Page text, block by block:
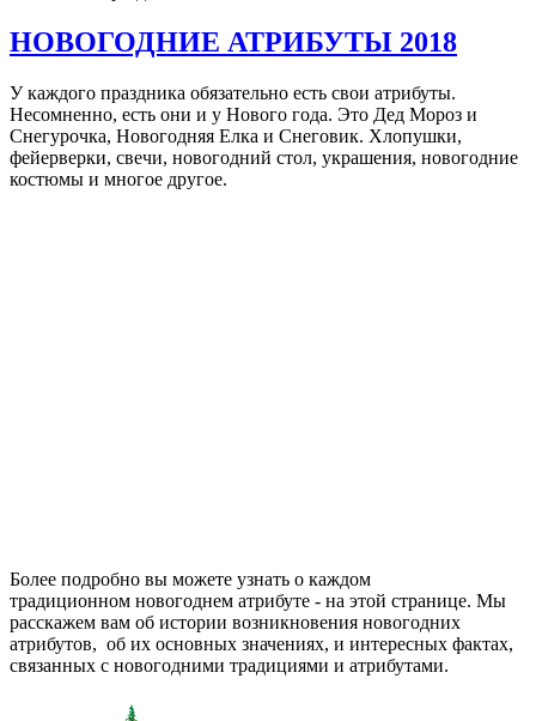
НОВОГОДНИЕ АТРИБУТЫ 2018
У каждого праздника обязательно есть свои атрибуты.
Несомненно, есть они и у Нового года. Это Дед Мороз и
Снегурочка, Новогодняя Елка и Снеговик. Хлопушки,
фейерверки, свечи, новогодний стол, украшения, новогодние
костюмы и многое другое.
Более подробно вы можете узнать о каждом
традиционном новогоднем атрибуте - на этой странице. Мы
расскажем вам об истории возникновения новогодних
атрибутов, об их основных значениях, и интересных фактах,
связанных с новогодними традициями и атрибутами.